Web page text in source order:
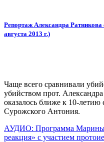
Репортаж Александра
августа 2013 г.)
Чаще всего сравнивали
убийством прот.
оказалось ближе к 10-
Сурожского Антония.
АУДИО: Программа Марины
реакция» с участием